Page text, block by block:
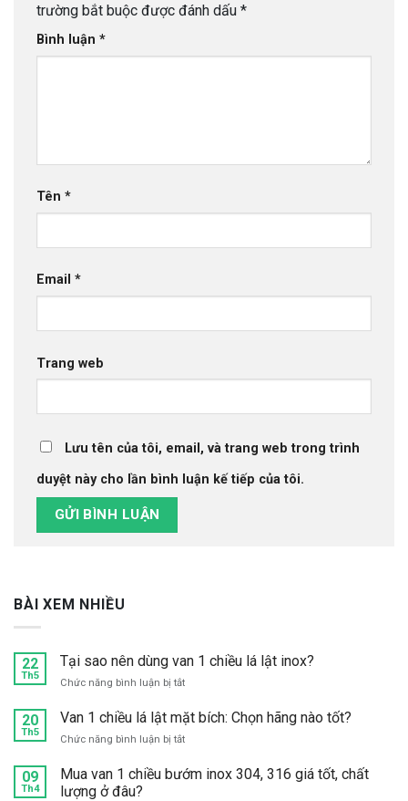
BÀI XEM NHIỀU
22
Th5
Tại sao nên dùng van 1 chiều lá lật inox?
Chức năng bình luận bị tắtở
sao
nên
dùng
1
20
Th5
Van 1 chiều lá lật mặt bích: Chọn hãng nào tốt?
Chức năng bình luận bị tắtở
1
09
Th4
Mua van 1 chiều bướm inox 304, 316 giá tốt, chất
lượng ở đâu?
trường bắt buộc được đánh dấu *
Bình luận *
Tên *
Email *
Trang web
Lưu tên của tôi, email, và trang web trong trình
duyệt này cho lần bình luận kế tiếp của tôi.